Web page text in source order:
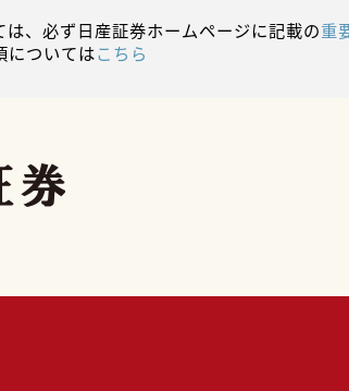
は、必ず日産証券ホームページに記載の重
についてはこちら